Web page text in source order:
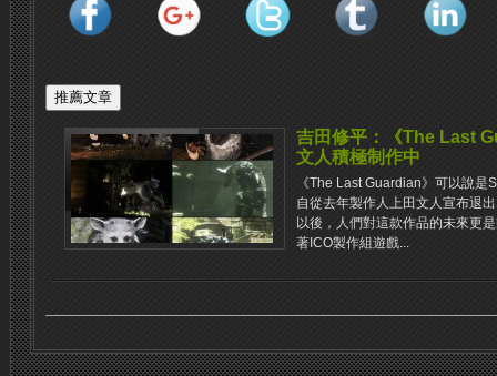
吉田修平：《The Last
文人積極制作中
《The Last Guardian》可以說
自從去年製作人上田文人宣布退
以後，人們對這款作品的未來更
著ICO製作組遊戲...